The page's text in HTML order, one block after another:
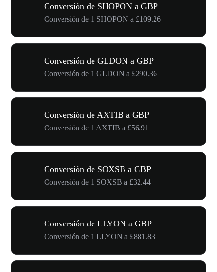
Conversión de SHOPON a GBP
Conversión de 1 SHOPON a £109.26
Conversión de GLDON a GBP
Conversión de 1 GLDON a £290.36
Conversión de AXTIB a GBP
Conversión de 1 AXTIB a £56.91
Conversión de SOXSB a GBP
Conversión de 1 SOXSB a £32.44
Conversión de LLYON a GBP
Conversión de 1 LLYON a £881.83